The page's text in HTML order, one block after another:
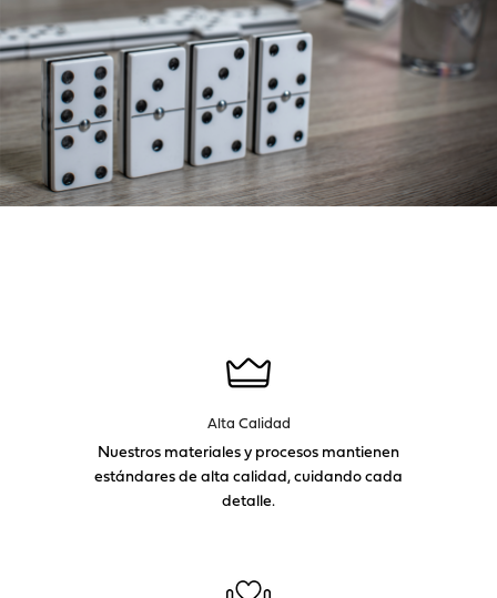
Alta Calidad
Nuestros materiales y procesos mantienen
estándares de alta calidad, cuidando cada
detalle.